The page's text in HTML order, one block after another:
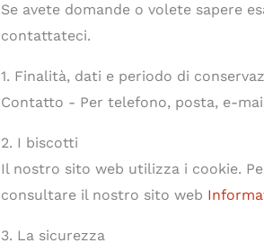
Se avete domande o volete sapere
contattateci.
1. Finalità, dati e periodo di
Contatto - Per telefono, posta, e-
2. I biscotti
Il nostro sito web utilizza i cookie.
consultare il nostro sito web
3. La sicurezza